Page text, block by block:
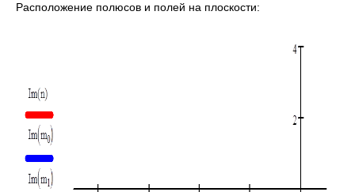
Расположение полюсов и полей на плоскости: